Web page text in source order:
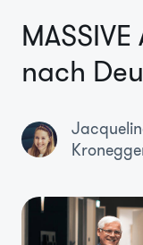
Referenzen
Branchen
Über Uns
nach